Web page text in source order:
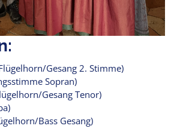
Gesang 2. Stimme)
Sopran)
Gesang Tenor)
Bass Gesang)